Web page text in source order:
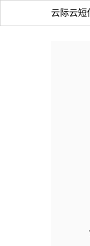
云际云短